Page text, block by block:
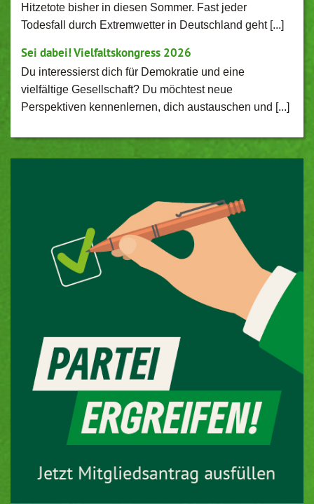
Hitzetote bisher in diesen Sommer. Fast jeder
Todesfall durch Extremwetter in Deutschland geht [...]
Sei dabei! Vielfaltskongress 2026
Du interessierst dich für Demokratie und eine
vielfältige Gesellschaft? Du möchtest neue
Perspektiven kennenlernen, dich austauschen und [...]